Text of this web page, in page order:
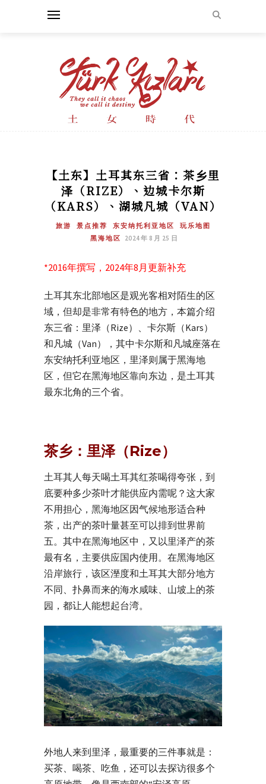
【土东】土耳其东三省：茶乡里
泽（RIZE）、边城卡尔斯
（KARS）、湖城凡城（VAN）
旅游 景点推荐 东安纳托利亚地区
玩乐地图
黑海地区
2024 年 8 月 25 日
*2016年撰写，2024年8月更新补充
土耳其东北部地区是观光客相对陌生的区
域，但却是非常有特色的地方，本篇介绍
东三省：里泽（Rize）、卡尔斯（Kars）
和凡城（Van），其中卡尔斯和凡城座落在
东安纳托利亚地区，里泽则属于黑海地
区，但它在黑海地区靠向东边，是土耳其
最东北角的三个省。
茶乡：里泽（Rize）
土耳其人每天喝土耳其红茶喝得夸张，到
底要种多少茶叶才能供应内需呢？这大家
不用担心，黑海地区因气候地形适合种
茶，出产的茶叶量甚至可以排到世界前
五。其中在黑海地区中，又以里泽产的茶
最有名，主要供应国内使用。在黑海地区
沿岸旅行，该区溼度和土耳其大部分地方
不同、扑鼻而来的海水咸味、山坡上的茶
园，都让人能想起台湾。
外地人来到里泽，最重要的三件事就是：
买茶、喝茶、吃鱼，还可以去探访很多个